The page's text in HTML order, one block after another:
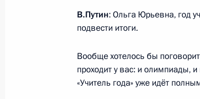
31 января 2019 года, 15:10
В.Путин: Ольга Юрьевна, год
подвести итоги.
Вообще хотелось бы
проходит у вас: и олимпиады,
«Учитель года» уже идёт